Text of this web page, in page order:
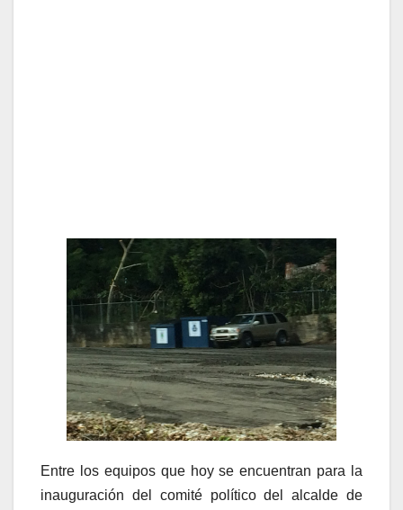
Entre los equipos que hoy se encuentran para la
inauguración del comité político del alcalde de